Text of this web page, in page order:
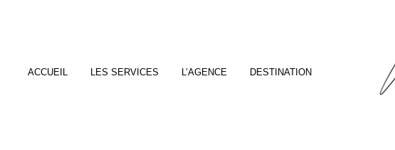
ACCUEIL LES SERVICES L’AGENCE DESTINATION